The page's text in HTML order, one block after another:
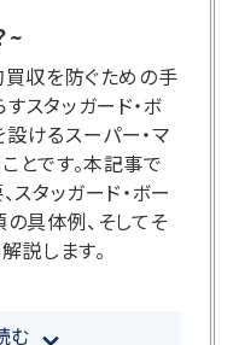
~
買収を防ぐための手
スタッガード・ボ
けるスーパー・マ
とです。本記事で
スタッガード・ボー
の具体例、そしてそ
説します。
む